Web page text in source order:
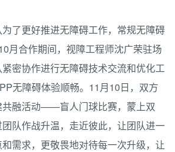
了更好推进无障碍工作，常规无障碍
月合作期间，视障工程师沈广荣驻场
密协作进行无障碍技术交流和优化工
无障碍体验顺畅。11月10日，双方
共融活动——盲人门球比赛，蒙上双
队作战升温，走近彼此，让团队进一
需求，更敬畏地对待每一次升级，让